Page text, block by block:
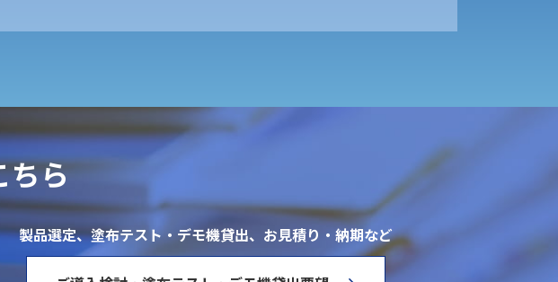
ちら
製品選定、塗布テスト・デモ機貸出、お見積り・納期など